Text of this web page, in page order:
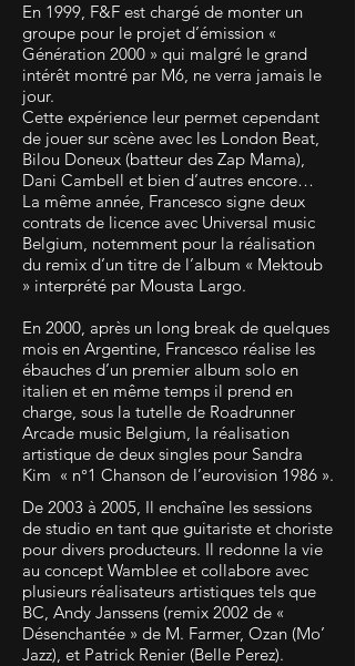
En 1999, F&F est chargé de monter un
groupe pour le projet d’émission «
Génération 2000 » qui malgré le grand
intérêt montré par M6, ne verra jamais le
jour.
Cette expérience leur permet cependant
de jouer sur scène avec les London Beat,
Bilou Doneux (batteur des Zap Mama),
Dani Cambell et bien d’autres encore…
La même année, Francesco signe deux
contrats de licence avec Universal music
Belgium, notemment pour la réalisation
du remix d’un titre de l’album « Mektoub
» interprété par Mousta Largo.
En 2000, après un long break de quelques
mois en Argentine, Francesco réalise les
ébauches d’un premier album solo en
italien et en même temps il prend en
charge, sous la tutelle de Roadrunner
Arcade music Belgium, la réalisation
artistique de deux singles pour Sandra
Kim « n°1 Chanson de l’eurovision 1986 ».
De 2003 à 2005, Il enchaîne les sessions
de studio en tant que guitariste et choriste
pour divers producteurs. Il redonne la vie
au concept Wamblee et collabore avec
plusieurs réalisateurs artistiques tels que
BC, Andy Janssens (remix 2002 de «
Désenchantée » de M. Farmer, Ozan (Mo’
Jazz), et Patrick Renier (Belle Perez).